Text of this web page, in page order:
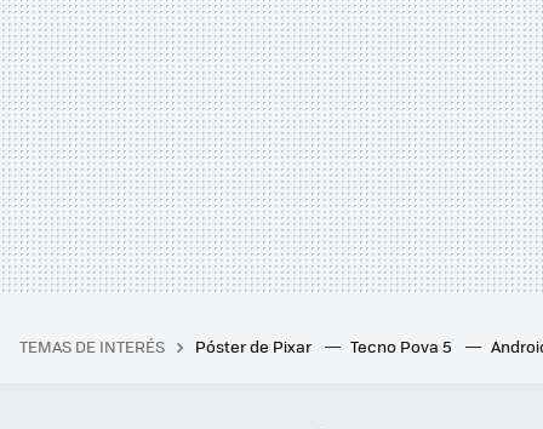
TEMAS DE INTERÉS Póster de Pixar Tecno Pova 5